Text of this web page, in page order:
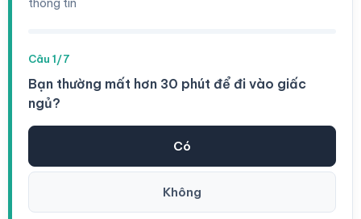
thông tin
Câu 1/7
Bạn thường mất hơn 30 phút để đi vào giấc
ngủ?
Có
Không